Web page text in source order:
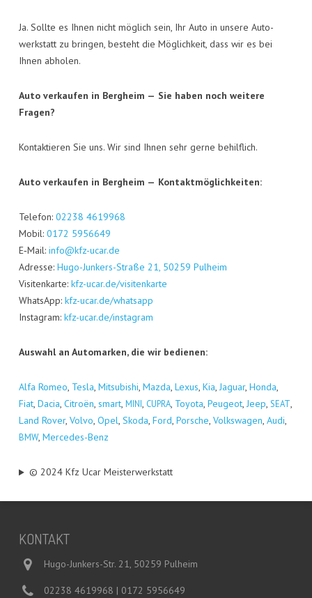
Ja. Soll­te es Ihnen nicht mög­lich sein, Ihr Auto in unse­re Auto­
werk­statt zu brin­gen, besteht die Mög­lich­keit, dass wir es bei
Ihnen abholen.
Auto ver­kau­fen in Berg­heim — Sie haben noch wei­te­re
Fragen?
Kon­tak­tie­ren Sie uns. Wir sind Ihnen sehr ger­ne behilflich.
Auto ver­kau­fen in Berg­heim — Kon­takt­mög­lich­kei­ten:
Tele­fon: 02238 4619968
Mobil: 0172 5956649
E‑Mail: info@kfz-ucar.de
Adres­se: Hugo-Jun­kers-Stra­ße 21, 50259 Pul­heim
Visi­ten­kar­te: kfz-ucar.de/visitenkarte
Whats­App: kfz-ucar.de/whatsapp
Insta­gram: kfz-ucar.de/instagram
Aus­wahl an Auto­mar­ken, die wir bedienen:
Alfa Romeo, Tes­la, Mitsu­bi­shi, Maz­da, Lexus, Kia, Jagu­ar, Hon­da,
Fiat, Dacia, Citro­ën, smart, MINI, CUPRA, Toyo­ta, Peu­geot, Jeep, SEAT,
Land Rover, Vol­vo, Opel, Sko­da, Ford, Por­sche, Volks­wa­gen, Audi,
BMW, Mer­ce­des-Benz
© 2024 Kfz Ucar Meisterwerkstatt
KON­TAKT
Hugo-Junkers-Str. 21, 50259 Pulheim
02238 4619968 | 0172 5956649